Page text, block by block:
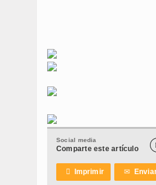
Social media
Comparte este artículo
 Imprimir ✉